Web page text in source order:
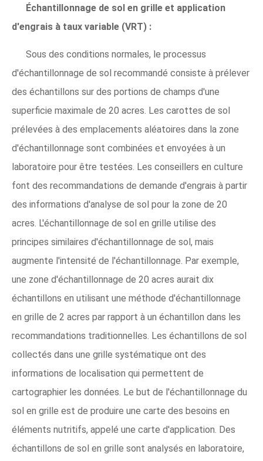
Échantillonnage de sol en grille et application
d'engrais à taux variable (VRT) :
Sous des conditions normales, le processus
d'échantillonnage de sol recommandé consiste à prélever
des échantillons sur des portions de champs d'une
superficie maximale de 20 acres. Les carottes de sol
prélevées à des emplacements aléatoires dans la zone
d'échantillonnage sont combinées et envoyées à un
laboratoire pour être testées. Les conseillers en culture
font des recommandations de demande d'engrais à partir
des informations d'analyse de sol pour la zone de 20
acres. L'échantillonnage de sol en grille utilise des
principes similaires d'échantillonnage de sol, mais
augmente l'intensité de l'échantillonnage. Par exemple,
une zone d'échantillonnage de 20 acres aurait dix
échantillons en utilisant une méthode d'échantillonnage
en grille de 2 acres par rapport à un échantillon dans les
recommandations traditionnelles. Les échantillons de sol
collectés dans une grille systématique ont des
informations de localisation qui permettent de
cartographier les données. Le but de l'échantillonnage du
sol en grille est de produire une carte des besoins en
éléments nutritifs, appelé une carte d'application. Des
échantillons de sol en grille sont analysés en laboratoire,